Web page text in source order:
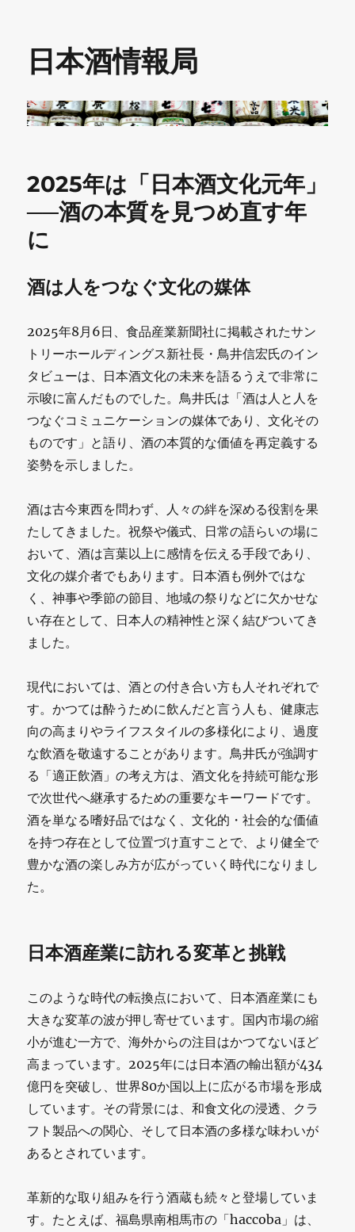
日本酒情報局
2025年は「日本酒文化元年」
──酒の本質を見つめ直す年
に
酒は人をつなぐ文化の媒体
2025年8月6日、食品産業新聞社に掲載されたサン
トリーホールディングス新社長・鳥井信宏氏のイン
タビューは、日本酒文化の未来を語るうえで非常に
示唆に富んだものでした。鳥井氏は「酒は人と人を
つなぐコミュニケーションの媒体であり、文化その
ものです」と語り、酒の本質的な価値を再定義する
姿勢を示しました。
酒は古今東西を問わず、人々の絆を深める役割を果
たしてきました。祝祭や儀式、日常の語らいの場に
おいて、酒は言葉以上に感情を伝える手段であり、
文化の媒介者でもあります。日本酒も例外ではな
く、神事や季節の節目、地域の祭りなどに欠かせな
い存在として、日本人の精神性と深く結びついてき
ました。
現代においては、酒との付き合い方も人それぞれで
す。かつては酔うために飲んだと言う人も、健康志
向の高まりやライフスタイルの多様化により、過度
な飲酒を敬遠することがあります。鳥井氏が強調す
る「適正飲酒」の考え方は、酒文化を持続可能な形
で次世代へ継承するための重要なキーワードです。
酒を単なる嗜好品ではなく、文化的・社会的な価値
を持つ存在として位置づけ直すことで、より健全で
豊かな酒の楽しみ方が広がっていく時代になりまし
た。
日本酒産業に訪れる変革と挑戦
このような時代の転換点において、日本酒産業にも
大きな変革の波が押し寄せています。国内市場の縮
小が進む一方で、海外からの注目はかつてないほど
高まっています。2025年には日本酒の輸出額が434
億円を突破し、世界80か国以上に広がる市場を形成
しています。その背景には、和食文化の浸透、クラ
フト製品への関心、そして日本酒の多様な味わいが
あるとされています。
革新的な取り組みを行う酒蔵も続々と登場していま
す。たとえば、福島県南相馬市の「haccoba」は、